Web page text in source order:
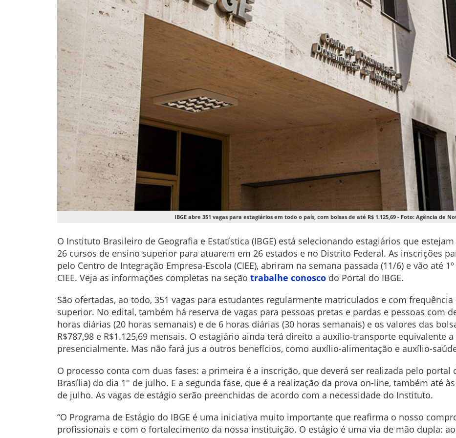
IBGE abre 351 vagas para estagiários em todo o país, com bolsas de até R$ 1.125,69 - Foto: Agência de
O Instituto Brasileiro de Geografia e Estatística (IBGE) está selecionando estagiários que
26 cursos de ensino superior para atuarem em 26 estados e no Distrito Federal. As inscrições
pelo Centro de Integração Empresa-Escola (CIEE), abriram na semana passada (11/6) e vão até
CIEE. Veja as informações completas na seção trabalhe conosco do Portal do IBGE.
São ofertadas, ao todo, 351 vagas para estudantes regularmente matriculados e com
superior. No edital, também há reserva de vagas para pessoas pretas e pardas e pessoas com
horas diárias (20 horas semanais) e de 6 horas diárias (30 horas semanais) e os valores das
R$787,98 e R$1.125,69 mensais. O estagiário ainda terá direito a auxílio-transporte equivalente
presencialmente. Mas não fará jus a outros benefícios, como auxílio-alimentação e auxílio-
O processo conta com duas fases: a primeira é a inscrição, que deverá ser realizada pelo portal
Brasília) do dia 1° de julho. E a segunda fase, que é a realização da prova on-line, também até
de julho. As vagas de estágio serão preenchidas de acordo com a necessidade do Instituto.
“O Programa de Estágio do IBGE é uma iniciativa muito importante que reafirma o nosso
profissionais e com o fortalecimento da nossa instituição. O estágio é uma via de mão dupla: